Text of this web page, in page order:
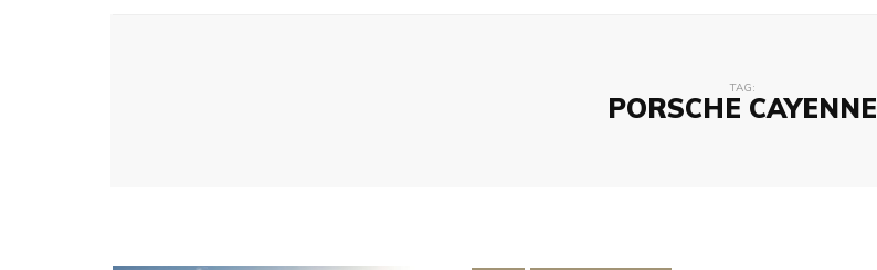
TAG:
PORSCHE CAYENNE